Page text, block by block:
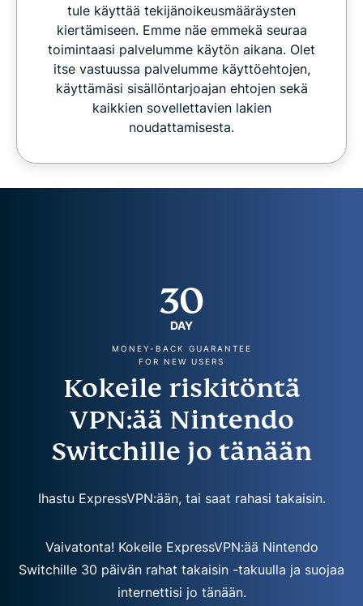
tule käyttää tekijänoikeusmääräysten
kiertämiseen. Emme näe emmekä seuraa
toimintaasi palvelumme käytön aikana. Olet
itse vastuussa palvelumme käyttöehtojen,
käyttämäsi sisällöntarjoajan ehtojen sekä
kaikkien sovellettavien lakien
noudattamisesta.
30
DAY
MONEY-BACK GUARANTEE
FOR NEW USERS
Kokeile riskitöntä
VPN:ää Nintendo
Switchille jo tänään
Ihastu ExpressVPN:ään, tai saat rahasi takaisin.
Vaivatonta! Kokeile ExpressVPN:ää Nintendo
Switchille 30 päivän rahat takaisin -takuulla ja suojaa
internettisi jo tänään.